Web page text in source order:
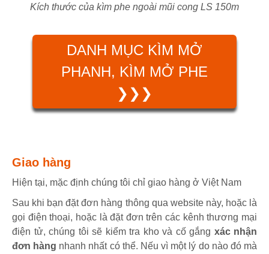
Kích thước của kìm phe ngoài mũi cong LS 150m
DANH MỤC KÌM MỞ
PHANH, KÌM MỞ PHE
❯❯❯
Giao hàng
Hiện tại, mặc định chúng tôi chỉ giao hàng ở Việt Nam
Sau khi bạn đặt đơn hàng thông qua website này, hoặc là
gọi điện thoại, hoặc là đặt đơn trên các kênh thương mại
điện tử, chúng tôi sẽ kiểm tra kho và cố gắng xác nhận
đơn hàng nhanh nhất có thể. Nếu vì một lý do nào đó mà